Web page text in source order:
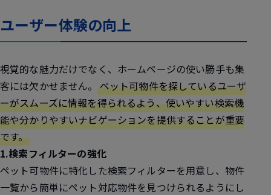
ユーザー体験の向上
視覚的な魅力だけでなく、ホームページの使い勝手も集
客には欠かせません。 ペット可物件を探しているユーザ
ーがスムーズに情報を得られるよう、使いやすい検索機
能や分かりやすいナビゲーションを提供することが重要
です。
1.検索フィルターの強化
ペット可物件に特化した検索フィルターを用意し、物件
一覧から簡単にペット対応物件を見つけられるようにし